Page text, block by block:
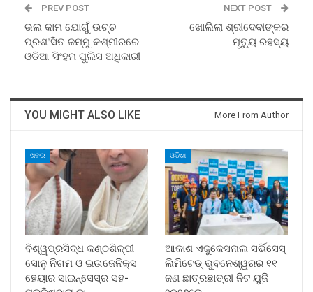
PREV POST
ଭଲ କାମ ଯୋଗୁଁ ଉଚ୍ଚ
ପ୍ରଶଂସିତ ଜମ୍ମୁ କଶ୍ମୀରରେ
ଓଡିଆ ସିଂହମ ପୁଲିସ ଅଧିକାରୀ
NEXT POST
ଖୋଲିଲା ଶ୍ରୀଦେବୀଙ୍କର
ମୃତ୍ୟୁ ରହସ୍ୟ
YOU MIGHT ALSO LIKE More From Author
ଖବର
ବିଶ୍ୱପ୍ରସିଦ୍ଧ କଣ୍ଠଶିଳ୍ପୀ
ସୋନୁ ନିଗମ ଓ ଇଉଜେନିକ୍ସ
ହେୟାର ସାଇନ୍ସେସ୍ର ସହ-
ଓଡିଶା
ଆକାଶ ଏଜୁକେସନାଲ ସର୍ଭିସେସ୍
ଲିମିଟେଡ୍ ଭୁବନେଶ୍ୱରର ୧୧
ଜଣ ଛାତ୍ରଛାତ୍ରୀ ନିଟ ଯୁଜି